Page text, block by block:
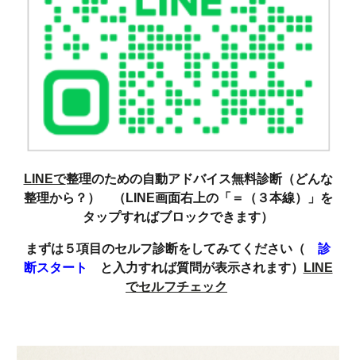
LINEで整理のための自動アドバイス無料診断（どんな
整理から？） （LINE画面右上の「＝（３本線）」を
タップすればブロックできます）
まずは５項目のセルフ診断をしてみてください（ 診
断スタート
と入力すれば質問が表示されます）
LINE
でセルフチェック